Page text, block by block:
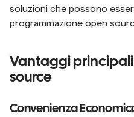
soluzioni che possono
programmazione open
Vantaggi
source
Convenienza